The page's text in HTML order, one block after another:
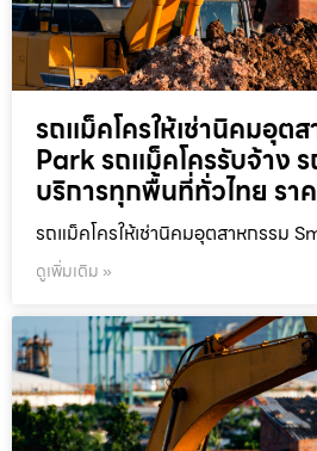
รถแม็คโครให้เช่านิคมอุต
Park รถแม็คโครรับจ้าง ร
บริการทุกพื้นที่ทั่วไทย รา
รถแม็คโครให้เช่านิคมอุตสาหกรรม
ดูเพิ่มเติม »